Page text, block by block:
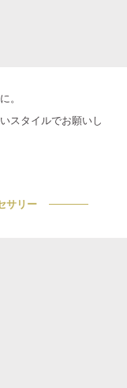
。
スタイルでお願いし
サリー